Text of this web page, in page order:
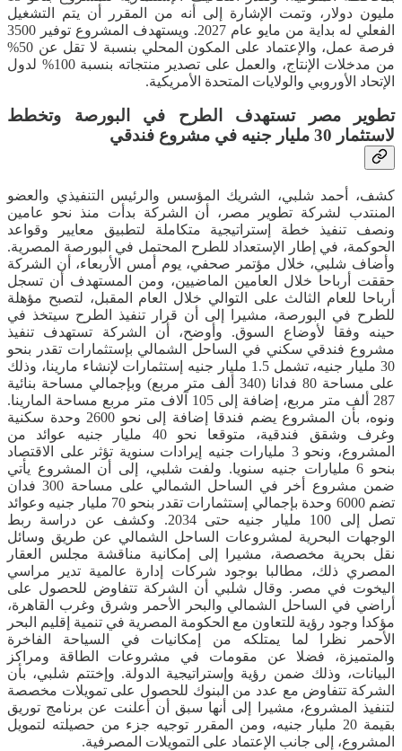
مليون دولار، وتمت الإشارة إلى أنه من المقرر أن يتم التشغيل
الفعلي له بداية من مايو عام 2027. ويستهدف المشروع توفير 3500
فرصة عمل، والإعتماد على المكون المحلي بنسبة لا تقل عن 50%
من مدخلات الإنتاج، والعمل على تصدير منتجاته بنسبة 100% لدول
الإتحاد الأوروبي والولايات المتحدة الأمريكية.
تطوير مصر تستهدف الطرح في البورصة وتخطط
لاستثمار 30 مليار جنيه في مشروع فندقي
كشف، أحمد شلبي، الشريك المؤسس والرئيس التنفيذي والعضو
المنتدب لشركة تطوير مصر، أن الشركة بدأت منذ نحو عامين
ونصف تنفيذ خطة إستراتيجية متكاملة لتطبيق معايير وقواعد
الحوكمة، في إطار الإستعداد للطرح المحتمل في البورصة المصرية.
وأضاف شلبي، خلال مؤتمر صحفي، يوم أمس الأربعاء، أن الشركة
حققت أرباحا خلال العامين الماضيين، ومن المستهدف أن تسجل
أرباحا للعام الثالث على التوالي خلال العام المقبل، لتصبح مؤهلة
للطرح في البورصة، مشيرا إلى أن قرار تنفيذ الطرح سيتخذ في
حينه وفقا لأوضاع السوق. وأوضح، أن الشركة تستهدف تنفيذ
مشروع فندقي سكني في الساحل الشمالي بإستثمارات تقدر بنحو
30 مليار جنيه، تشمل 1.5 مليار جنيه إستثمارات لإنشاء مارينا، وذلك
على مساحة 80 فدانا (340 ألف متر مربع) وبإجمالي مساحة بنائية
287 ألف متر مربع، إضافة إلى 105 آلاف متر مربع مساحة المارينا.
ونوه، بأن المشروع يضم فندقا إضافة إلى نحو 2600 وحدة سكنية
وغرف وشقق فندقية، متوقعا نحو 40 مليار جنيه عوائد من
المشروع، ونحو 3 مليارات جنيه إيرادات سنوية تؤثر على الاقتصاد
بنحو 6 مليارات جنيه سنويا. ولفت شلبي، إلى أن المشروع يأتي
ضمن مشروع أخر في الساحل الشمالي على مساحة 300 فدان
تضم 6000 وحدة بإجمالي إستثمارات تقدر بنحو 70 مليار جنيه وعوائد
تصل إلى 100 مليار جنيه حتى 2034. وكشف عن دراسة ربط
الوجهات البحرية لمشروعات الساحل الشمالي عن طريق وسائل
نقل بحرية مخصصة، مشيرا إلى إمكانية مناقشة مجلس العقار
المصري ذلك، مطالبا بوجود شركات إدارة عالمية تدير مراسي
اليخوت في مصر. وقال شلبي أن الشركة تتفاوض للحصول على
أراضي في الساحل الشمالي والبحر الأحمر وشرق وغرب القاهرة،
مؤكدا وجود رؤية للتعاون مع الحكومة المصرية في تنمية إقليم البحر
الأحمر نظرا لما يمتلكه من إمكانيات في السياحة الفاخرة
والمتميزة، فضلا عن مقومات في مشروعات الطاقة ومراكز
البيانات، وذلك ضمن رؤية وإستراتيجية الدولة. وإختتم شلبي، بأن
الشركة تتفاوض مع عدد من البنوك للحصول على تمويلات مخصصة
لتنفيذ المشروع، مشيرا إلى أنها سبق أن أعلنت عن برنامج توريق
بقيمة 20 مليار جنيه، ومن المقرر توجيه جزء من حصيلته لتمويل
المشروع، إلى جانب الإعتماد على التمويلات المصرفية.